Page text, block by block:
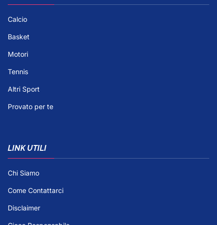
Calcio
Basket
Motori
Tennis
Altri Sport
Provato per te
LINK UTILI
Chi Siamo
Come Contattarci
Disclaimer